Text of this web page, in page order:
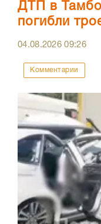
ДТП в
погибли
04.08.202609:26
Комментарии